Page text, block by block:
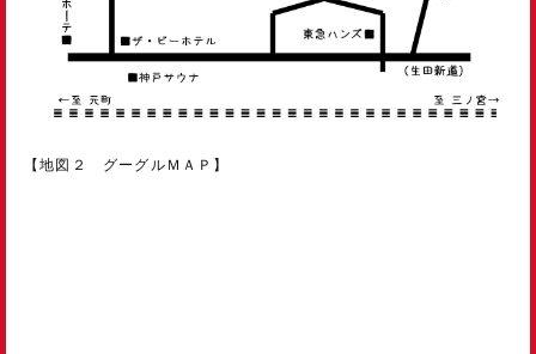
【地図２ グーグルＭＡＰ】